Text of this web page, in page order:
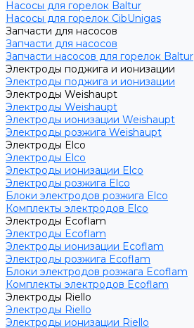
Насосы для горелок Baltur
Насосы для горелок CibUnigas
Запчасти для насосов
Запчасти для насосов
Запчасти насосов для горелок Baltur
Электроды поджига и ионизации
Электроды поджига и ионизации
Электроды Weishaupt
Электроды Weishaupt
Электроды ионизации Weishaupt
Электроды розжига Weishaupt
Электроды Elco
Электроды Elco
Электроды ионизации Elco
Электроды розжига Elco
Блоки электродов розжига Elco
Комплекты электродов Elco
Электроды Ecoflam
Электроды Ecoflam
Электроды ионизации Ecoflam
Электроды розжига Ecoflam
Блоки электродов розжага Ecoflam
Комплекты электродов Ecoflam
Электроды Riello
Электроды Riello
Электроды ионизации Riello